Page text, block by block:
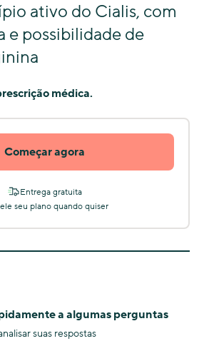
ativo do Cialis, com
e possibilidade de
médica.
Começar agora
Entrega gratuita
seu plano quando quiser
a algumas perguntas
suas respostas